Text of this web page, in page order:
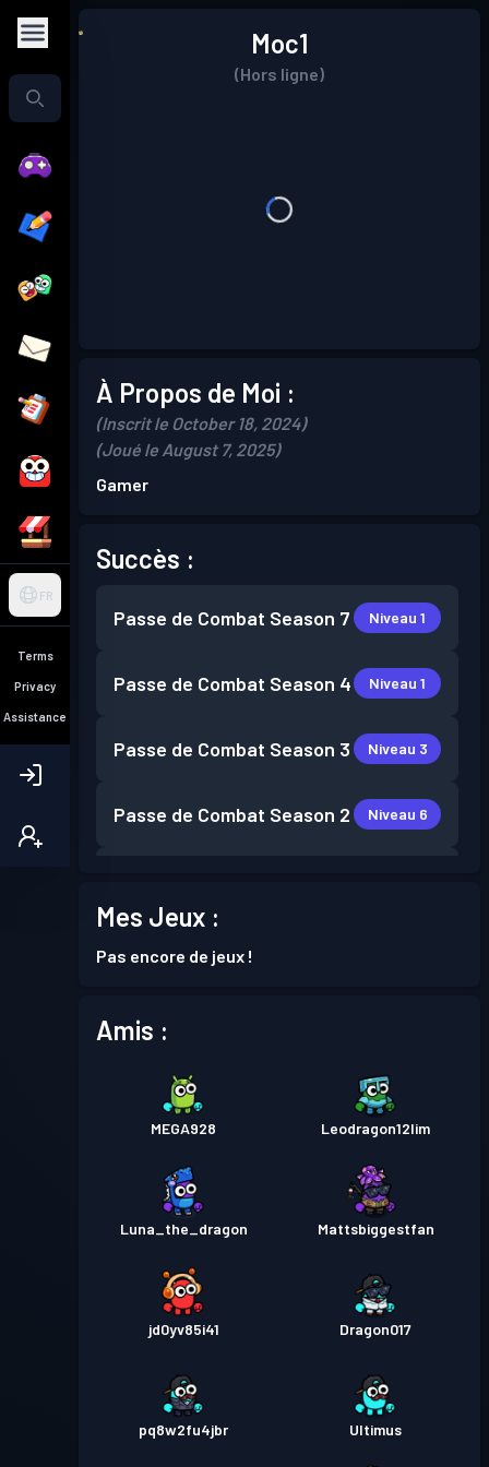
FR
Terms
Privacy
Assistance
Moc1
(Hors ligne)
À Propos de Moi :
(Inscrit le October 18, 2024)
(Joué le August 7, 2025)
Gamer
Succès :
Passe de Combat Season 7 Niveau 1
Passe de Combat Season 4 Niveau 1
Passe de Combat Season 3 Niveau 3
Passe de Combat Season 2 Niveau 6
Mes Jeux :
Pas encore de jeux !
Amis :
MEGA928 Leodragon12lim
Luna_the_dragon Mattsbiggestfan
jd0yv85i41 Dragon017
pq8w2fu4jbr Ultimus